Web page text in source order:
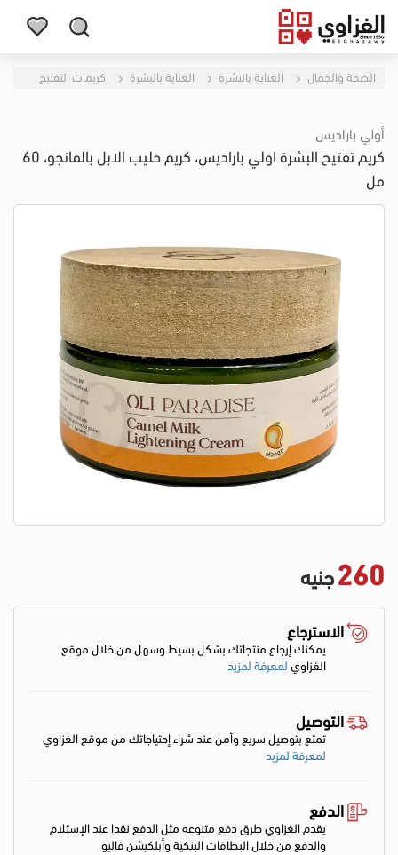
الصحة والجمال العناية بالبشرة العناية بالبشرة كريمات التفتيح
أولي باراديس
كريم تفتيح البشرة اولي باراديس، كريم حليب الابل بالمانجو، 60
مل
260جنيه
الاسترجاع
يمكنك إرجاع منتجاتك بشكل بسيط وسهل من خلال موقع
الغزاويلمعرفة لمزيد
التوصيل
تمتع بتوصيل سريع وأمن عند شراء إحتياجاتك من موقع الغزاوي
لمعرفة لمزيد
الدفع
يقدم الغزاوي طرق دفع متنوعه مثل الدفع نقدا عند الإستلام
والدفع من خلال البطاقات البنكية وأبلكيشن فاليو